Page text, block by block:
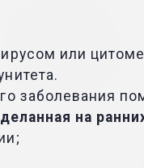
или
заболевания
на